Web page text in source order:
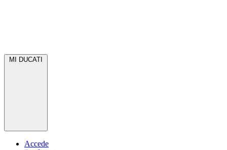
MI DUCATI
Accede